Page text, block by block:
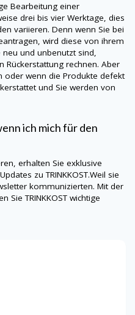
Bearbeitung einer
drei bis vier Werktage, dies
variieren. Denn wenn Sie bei
wird diese von ihrem
und unbenutzt sind,
Rückerstattung rechnen. Aber
oder wenn die Produkte defekt
und Sie werden von
ich mich für den
erhalten Sie exklusive
zuTRINKKOST.Weil sie
kommunizierten. Mit der
SieTRINKKOST wichtige